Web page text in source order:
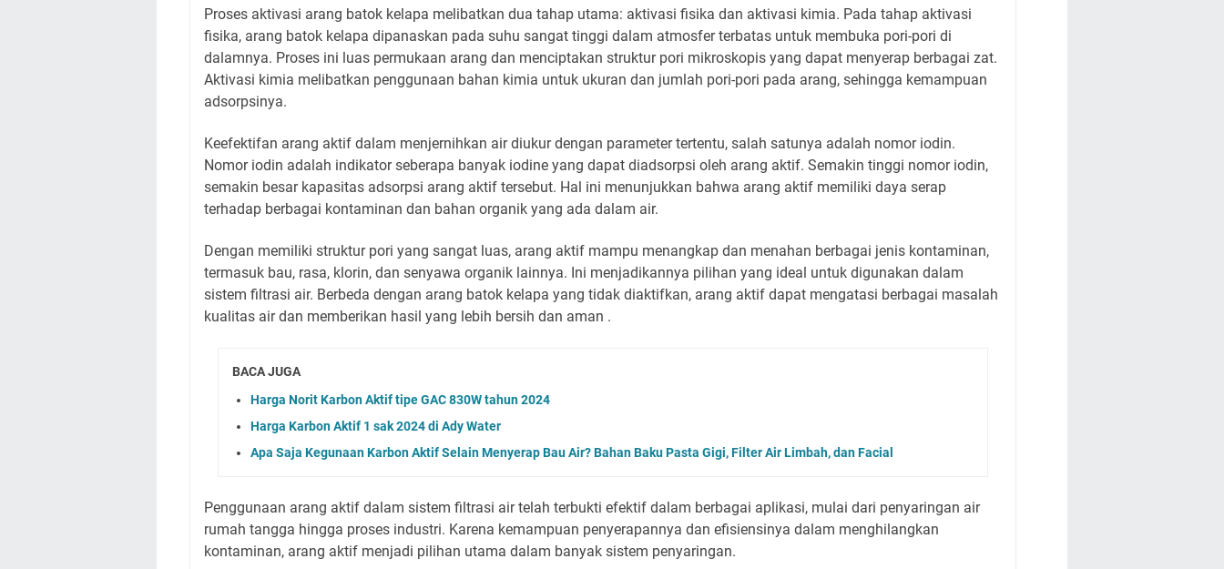
Proses aktivasi arang batok kelapa melibatkan dua tahap utama: aktivasi fisika dan aktivasi kimia. Pada tahap aktivasi
fisika, arang batok kelapa dipanaskan pada suhu sangat tinggi dalam atmosfer terbatas untuk membuka pori-pori di
dalamnya. Proses ini luas permukaan arang dan menciptakan struktur pori mikroskopis yang dapat menyerap berbagai zat.
Aktivasi kimia melibatkan penggunaan bahan kimia untuk ukuran dan jumlah pori-pori pada arang, sehingga kemampuan
adsorpsinya.
Keefektifan arang aktif dalam menjernihkan air diukur dengan parameter tertentu, salah satunya adalah nomor iodin.
Nomor iodin adalah indikator seberapa banyak iodine yang dapat diadsorpsi oleh arang aktif. Semakin tinggi nomor iodin,
semakin besar kapasitas adsorpsi arang aktif tersebut. Hal ini menunjukkan bahwa arang aktif memiliki daya serap
terhadap berbagai kontaminan dan bahan organik yang ada dalam air.
Dengan memiliki struktur pori yang sangat luas, arang aktif mampu menangkap dan menahan berbagai jenis kontaminan,
termasuk bau, rasa, klorin, dan senyawa organik lainnya. Ini menjadikannya pilihan yang ideal untuk digunakan dalam
sistem filtrasi air. Berbeda dengan arang batok kelapa yang tidak diaktifkan, arang aktif dapat mengatasi berbagai masalah
kualitas air dan memberikan hasil yang lebih bersih dan aman .
BACA JUGA
Harga Norit Karbon Aktif tipe GAC 830W tahun 2024
Harga Karbon Aktif 1 sak 2024 di Ady Water
Apa Saja Kegunaan Karbon Aktif Selain Menyerap Bau Air? Bahan Baku Pasta Gigi, Filter Air Limbah, dan Facial
Penggunaan arang aktif dalam sistem filtrasi air telah terbukti efektif dalam berbagai aplikasi, mulai dari penyaringan air
rumah tangga hingga proses industri. Karena kemampuan penyerapannya dan efisiensinya dalam menghilangkan
kontaminan, arang aktif menjadi pilihan utama dalam banyak sistem penyaringan.